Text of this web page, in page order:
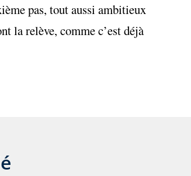
pas, tout aussi ambitieux
la relève, comme c’est déjà